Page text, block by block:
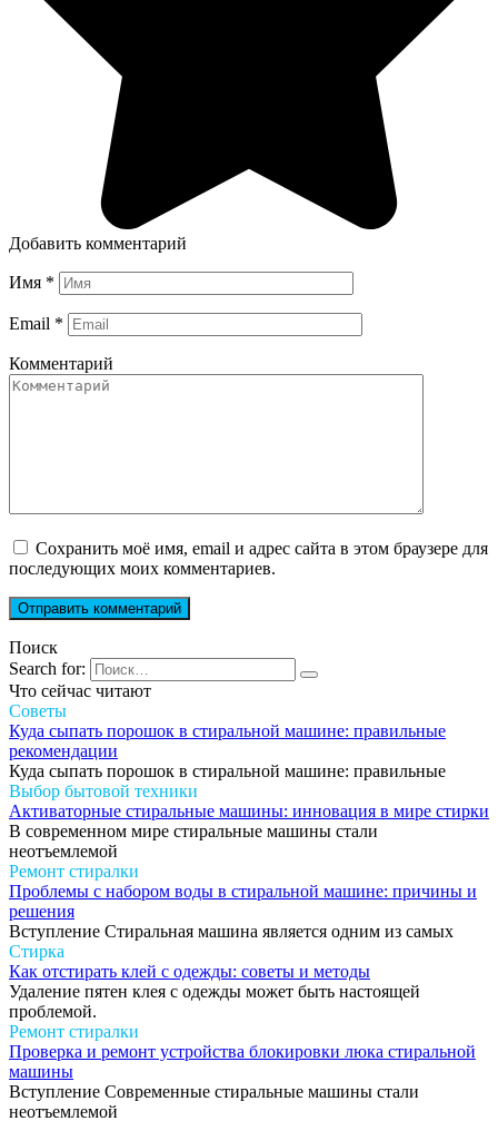
Добавить комментарий
Имя *
Email *
Комментарий
Сохранить моё имя, email и адрес сайта в этом браузере для
последующих моих комментариев.
Поиск
Search for:
Что сейчас читают
Советы
Куда сыпать порошок в стиральной машине: правильные
рекомендации
Куда сыпать порошок в стиральной машине: правильные
Выбор бытовой техники
Активаторные стиральные машины: инновация в мире стирки
В современном мире стиральные машины стали
неотъемлемой
Ремонт стиралки
Проблемы с набором воды в стиральной машине: причины и
решения
Вступление Стиральная машина является одним из самых
Стирка
Как отстирать клей с одежды: советы и методы
Удаление пятен клея с одежды может быть настоящей
проблемой.
Ремонт стиралки
Проверка и ремонт устройства блокировки люка стиральной
машины
Вступление Современные стиральные машины стали
неотъемлемой